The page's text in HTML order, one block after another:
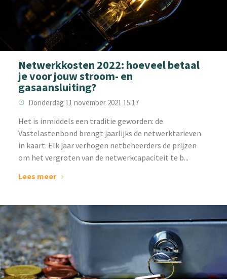
Netwerkkosten 2022: hoeveel betaal
je voor jouw stroom- en
gasaansluiting?
Donderdag 11 november 2021 15:17
Het is inmiddels een traditie geworden: de
Vastelastenbond brengt jaarlijks de netwerktarieven
in kaart. Elk jaar verhogen netbeheerders de prijzen
om het vergroten van de netwerkcapaciteit te b...
Lees meer